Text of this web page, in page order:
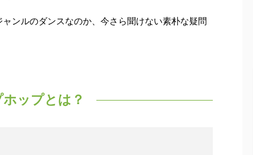
ンルのダンスなのか、今さら聞けない素朴な疑問
ホップとは？